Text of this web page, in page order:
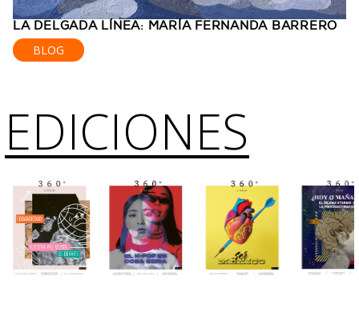
LA DELGADA LÍNEA: MARÍA FERNANDA BARRERO
BLOG
EDICIONES